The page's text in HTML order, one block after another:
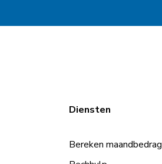
Diensten
Bereken maandbedrag